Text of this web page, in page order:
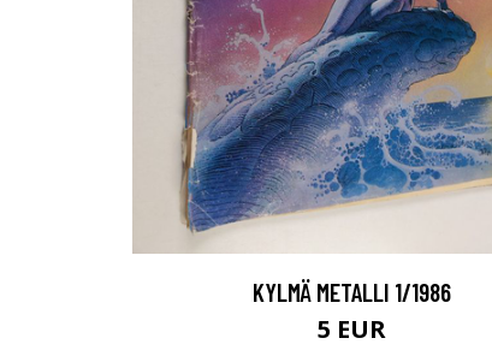
KYLMÄ METALLI 1/1986
5 EUR